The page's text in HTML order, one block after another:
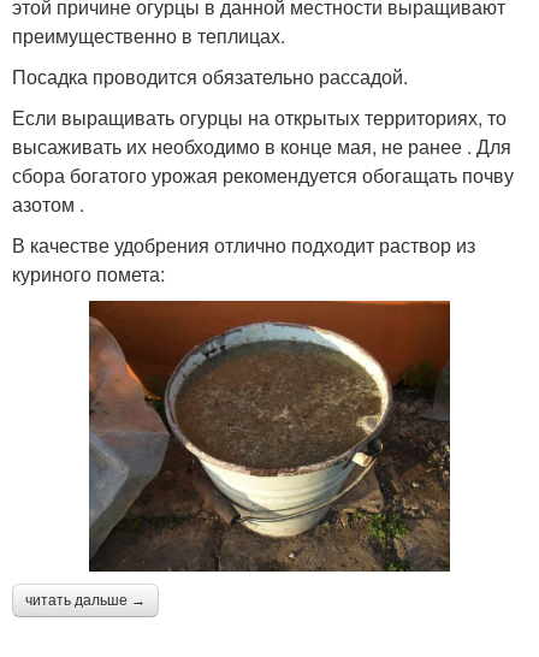
этой причине огурцы в данной местности выращивают
преимущественно в теплицах.
Посадка проводится обязательно рассадой.
Если выращивать огурцы на открытых территориях, то
высаживать их необходимо в конце мая, не ранее . Для
сбора богатого урожая рекомендуется обогащать почву
азотом .
В качестве удобрения отлично подходит раствор из
куриного помета:
читать дальше →